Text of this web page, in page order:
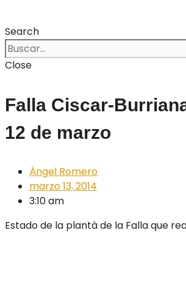
Search
Close
Falla Ciscar-
12 de marzo
Ángel Romero
marzo 13, 2014
3:10 am
Estado de la plantà de la Falla que